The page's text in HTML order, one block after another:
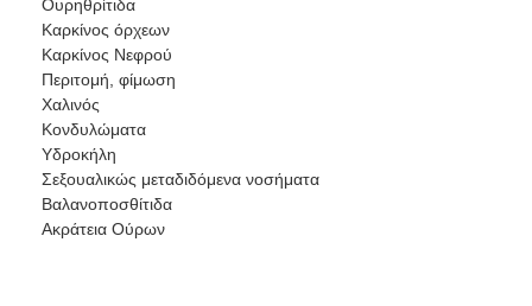
Ουρηθρίτιδα
Καρκίνος όρχεων
Καρκίνος Νεφρού
Περιτομή, φίμωση
Χαλινός
Κονδυλώματα
Υδροκήλη
Σεξουαλικώς μεταδιδόμενα νοσήματα
Βαλανοποσθίτιδα
Ακράτεια Ούρων